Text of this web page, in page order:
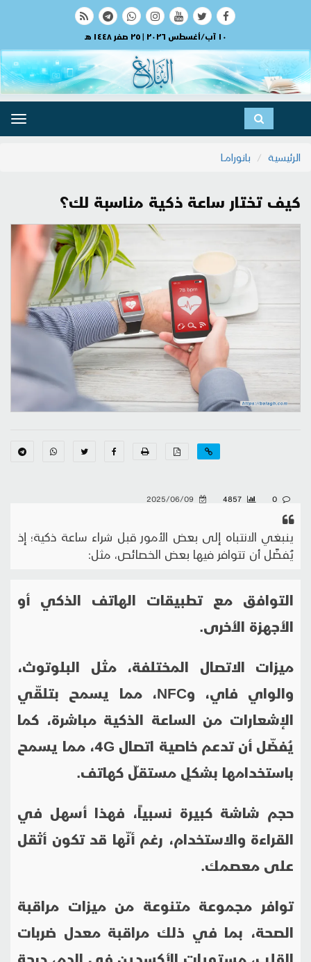
١٠ آب/أغسطس ٢٠٢٦ | ٢٥ صفر ١٤٤٨ هـ
الرئيسية
بانورامــا
كيف تختار ساعة ذكية مناسبة لك؟
ينبغي الانتباه إلى بعض الأمور قبل شراء ساعة ذكية؛ إذ
يُفضّل أن تتوافر فيها بعض الخصائص، مثل:
التوافق مع تطبيقات الهاتف الذكي أو
الأجهزة الأخرى.
ميزات الاتصال المختلفة، مثل البلوتوث،
والواي فاي، وNFC، مما يسمح بتلقّي
الإشعارات من الساعة الذكية مباشرة، كما
يُفضّل أن تدعم خاصية اتصال 4 G ، مما يسمح
باستخدامها بشكلٍ مستقلّ كهاتف.
حجم شاشة كبيرة نسبياً، فهذا أسهل في
القراءة والاستخدام، رغم أنّها قد تكون أثقل
على معصمك.
توافر مجموعة متنوعة من ميزات مراقبة
الصحة، بما في ذلك مراقبة معدل ضربات
القلب، مستويات الأكسدين في الدم، درجة